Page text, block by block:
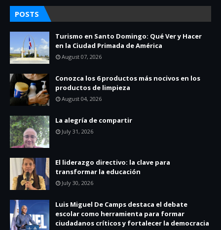
POSTS
Turismo en Santo Domingo: Qué Ver y Hacer
en la Ciudad Primada de América
August 07, 2026
Conozca los 6 productos más nocivos en los
productos de limpieza
August 04, 2026
La alegría de compartir
July 31, 2026
El liderazgo directivo: la clave para
transformar la educación
July 30, 2026
Luis Miguel De Camps destaca el debate
escolar como herramienta para formar
ciudadanos críticos y fortalecer la democracia